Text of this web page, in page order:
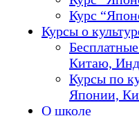
Курс
Курсы о
Китаю,
Курсы по
Японии,
О школе